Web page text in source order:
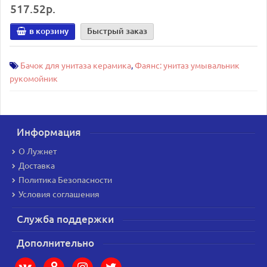
517.52р.
в корзину Быстрый заказ
Бачок для унитаза керамика,Фаянс: унитаз умывальник
рукомойник
Информация
О Лужнет
Доставка
Политика Безопасности
Условия соглашения
Служба поддержки
Дополнительно